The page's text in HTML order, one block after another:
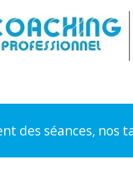
des séances, nos